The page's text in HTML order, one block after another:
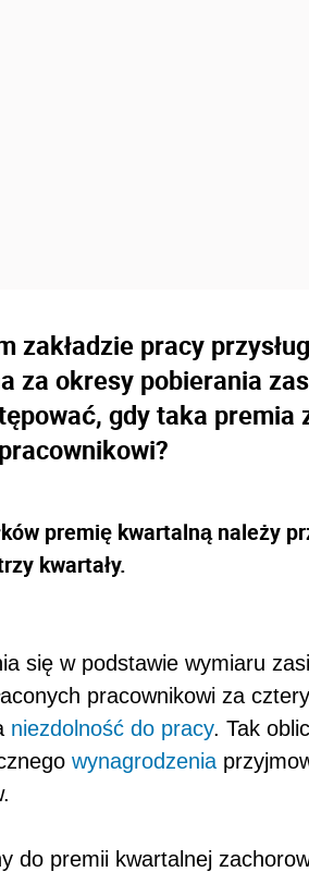
zakładzie pracy
za okresy pobierania
gdy taka premia
premię kwartalną należy
kwartały.
się w podstawie wymiaru
pracownikowi za
niezdolność do pracy. Tak
wynagrodzenia
do premii kwartalnej